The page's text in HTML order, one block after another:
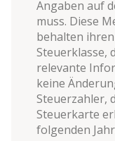
Angaben auf
muss. Diese
behalten
Steuerklasse,
relevante
keine
Steuerzahler,
Steuerkarte
folgenden